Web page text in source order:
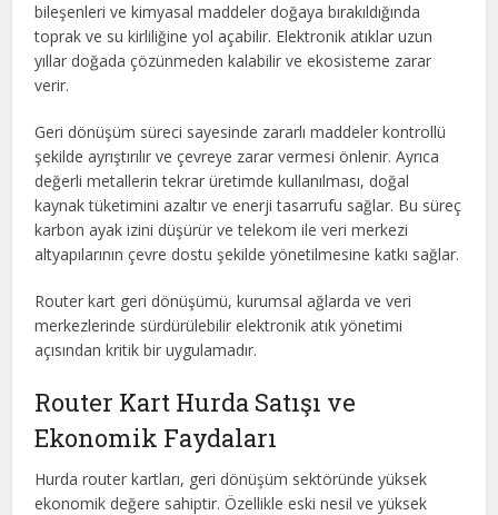
bileşenleri ve kimyasal maddeler doğaya bırakıldığında
toprak ve su kirliliğine yol açabilir. Elektronik atıklar uzun
yıllar doğada çözünmeden kalabilir ve ekosisteme zarar
verir.
Geri dönüşüm süreci sayesinde zararlı maddeler kontrollü
şekilde ayrıştırılır ve çevreye zarar vermesi önlenir. Ayrıca
değerli metallerin tekrar üretimde kullanılması, doğal
kaynak tüketimini azaltır ve enerji tasarrufu sağlar. Bu süreç
karbon ayak izini düşürür ve telekom ile veri merkezi
altyapılarının çevre dostu şekilde yönetilmesine katkı sağlar.
Router kart geri dönüşümü, kurumsal ağlarda ve veri
merkezlerinde sürdürülebilir elektronik atık yönetimi
açısından kritik bir uygulamadır.
Router Kart Hurda Satışı ve
Ekonomik Faydaları
Hurda router kartları, geri dönüşüm sektöründe yüksek
ekonomik değere sahiptir. Özellikle eski nesil ve yüksek